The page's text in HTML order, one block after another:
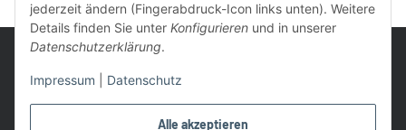
Alle akzeptieren
jederzeit ändern (Fingerabdruck-Icon links unten). Weitere
Details finden Sie unter Konfigurieren und in unserer
Datenschutzerklärung.
Impressum Datenschutz
UVP: Ist die unverbindliche Preisempfehlung des Herstellers für